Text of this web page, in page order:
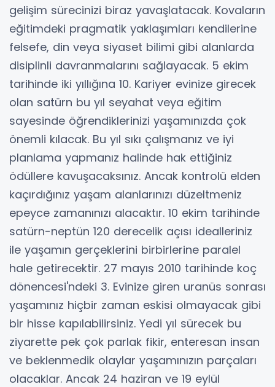
gelişim sürecinizi biraz yavaşlatacak. Kovaların
eğitimdeki pragmatik yaklaşımları kendilerine
felsefe, din veya siyaset bilimi gibi alanlarda
disiplinli davranmalarını sağlayacak. 5 ekim
tarihinde iki yıllığına 10. Kariyer evinize girecek
olan satürn bu yıl seyahat veya eğitim
sayesinde öğrendiklerinizi yaşamınızda çok
önemli kılacak. Bu yıl sıkı çalışmanız ve iyi
planlama yapmanız halinde hak ettiğiniz
ödüllere kavuşacaksınız. Ancak kontrolü elden
kaçırdığınız yaşam alanlarınızı düzeltmeniz
epeyce zamanınızı alacaktır. 10 ekim tarihinde
satürn-neptün 120 derecelik açısı idealleriniz
ile yaşamın gerçeklerini birbirlerine paralel
hale getirecektir. 27 mayıs 2010 tarihinde koç
dönencesi'ndeki 3. Evinize giren uranüs sonrası
yaşamınız hiçbir zaman eskisi olmayacak gibi
bir hisse kapılabilirsiniz. Yedi yıl sürecek bu
ziyarette pek çok parlak fikir, enteresan insan
ve beklenmedik olaylar yaşamınızın parçaları
olacaklar. Ancak 24 haziran ve 19 eylül